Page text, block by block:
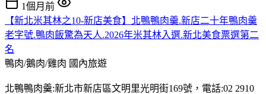
1個月前
【新北米其林之10-新店美食】北鴨鴨肉羹.新店二十年鴨肉羹
老字號.鴨肉飯驚為天人.2026年米其林入選.新北美食票選第二
名
鴨肉/鵝肉/雞肉 國內旅遊
北鴨鴨肉羹:新北市新店區文明里光明街169號，電話:02 2910